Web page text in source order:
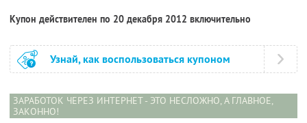
Купон действителен по 20 декабря 2012 включительно
Узнай, как воспользоваться купоном
ЗАРАБОТОК ЧЕРЕЗ ИНТЕРНЕТ - ЭТО НЕСЛОЖНО, А ГЛАВНОЕ,
ЗАКОННО!